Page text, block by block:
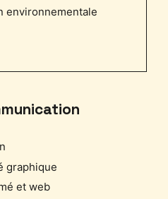
environnementale
graphique
et web